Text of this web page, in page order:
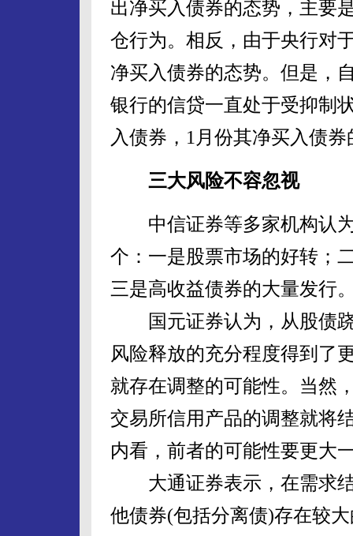
出净买入债券的态势，主要
仓行为。相反，由于央行对
净买入债券的态势。但是，
银行的信贷一直处于受抑制
入债券，1月份其净买入债
三大风险不容忽视
中信证券等多家机构认为
个：一是股票市场的好转；
三是高收益债券的大量发行
国元证券认为，从股债跷
风险释放的充分程度得到了
就存在调整的可能性。当然
交易所信用产品的调整就将
内看，前者的可能性要更大
大通证券表示，在需求结
他债券(包括分离债)存在较